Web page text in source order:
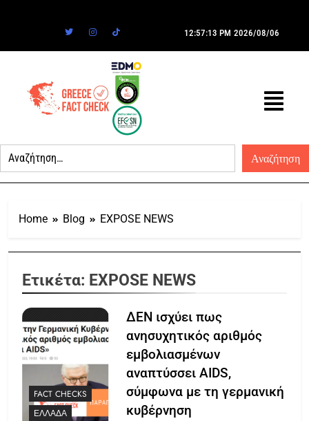
12:57:13 PM 2026/08/06
Home Blog EXPOSE NEWS
Ετικέτα: EXPOSE NEWS
FACT CHECKS
ΕΛΛΆΔΑ
ΔΕΝ ισχύει πως
ανησυχητικός αριθμός
εμβολιασμένων
αναπτύσσει AIDS,
σύμφωνα με τη γερμανική
κυβέρνηση